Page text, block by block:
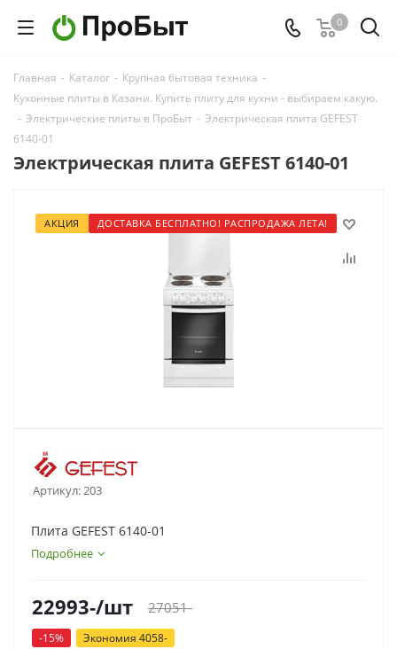
0
Главная - Каталог - Крупная бытовая техника -
Кухонные плиты в Казани. Купить плиту для кухни - выбираем какую.
- Электрические плиты в ПроБыт - Электрическая плита GEFEST
6140-01
Электрическая плита GEFEST 6140-01
АКЦИЯ ДОСТАВКА БЕСПЛАТНО! РАСПРОДАЖА ЛЕТА!
Артикул:203
Плита GEFEST 6140-01
Подробнее
22993-/шт 27051-
-15% Экономия 4058-